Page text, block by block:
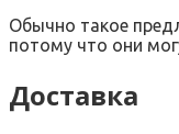
Обычно такое
потому что они
Доставка